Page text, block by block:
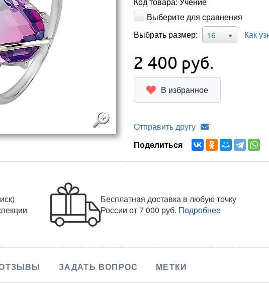
Выберите для сравнения
Выбрать размер:
16 Как
2 400 руб.
В избранное
Отправить другу
Поделиться
Бесплатная доставка в любую точку
Россииот 7 000 руб. Подробнее
ЗАДАТЬ ВОПРОС МЕТКИ